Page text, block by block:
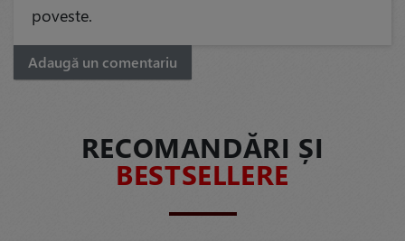
poveste.
Adaugă un comentariu
RECOMANDĂRI ȘI
BESTSELLERE